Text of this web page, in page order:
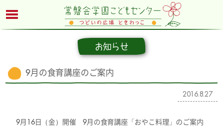
お知らせ
9月の食育講座のご案内
2016.8.27
9月16日（金）開催 9月の食育講座「おやこ料理」のご案内